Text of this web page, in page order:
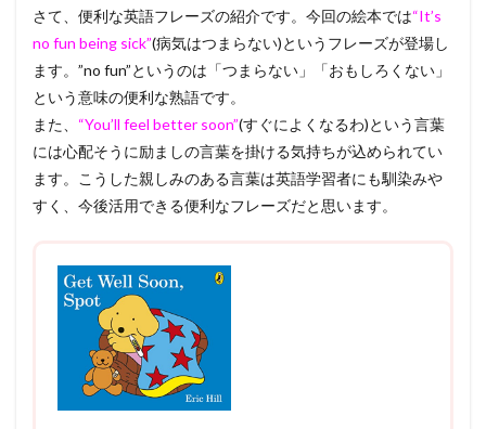
さて、便利な英語フレーズの紹介です。今回の絵本では“It’s
no fun being sick”(病気はつまらない)というフレーズが登場し
ます。”no fun”というのは「つまらない」「おもしろくない」
という意味の便利な熟語です。
また、 “You’ll feel better soon”(すぐによくなるわ)という言葉
には心配そうに励ましの言葉を掛ける気持ちが込められてい
ます。こうした親しみのある言葉は英語学習者にも馴染みや
すく、今後活用できる便利なフレーズだと思います。